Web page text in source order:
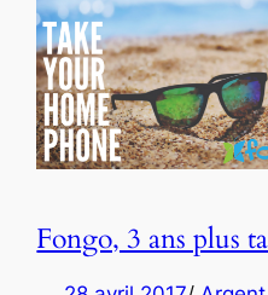
Fongo, 3 ans plus